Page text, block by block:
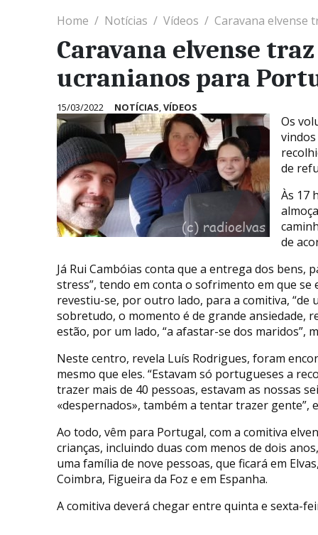
Home Notícias Vídeos Caravana elvense
Caravana elvense
ucranianos para
15/03/2022 NOTÍCIAS,VÍDEOS
Os
de
Às 17
de
Já Rui Cambóias conta que a entrega dos bens,
stress”, tendo em conta o sofrimento em que
revestiu-se, por outro lado, para a comitiva, “de
sobretudo, o momento é de grande ansiedade,
estão, por um lado, “a afastar-se dos maridos”,
Neste centro, revela Luís Rodrigues, foram
mesmo que eles. “Estavam só portugueses a
trazer mais de 40 pessoas, estavam as nossas
«despernados», também a tentar trazer gente”,
Ao todo, vêm para Portugal, com a comitiva
crianças, incluindo duas com menos de dois
uma família de nove pessoas, que ficará em
Coimbra, Figueira da Foz e em Espanha.
A comitiva deverá chegar entre quinta e sexta-